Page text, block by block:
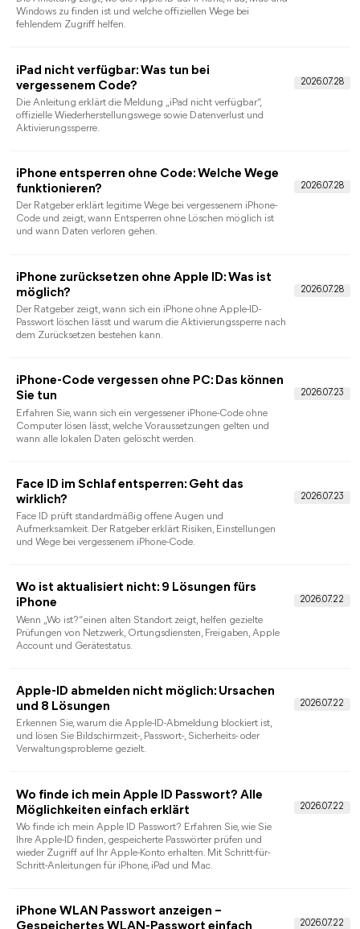
Gmail Passwort anzeigen: Gespeichertes
Das Gmail-Passwort ist nur sichtbar, wenn es gespeichert
wurde. Diese Anleitung zeigt alle offiziellen Wege für PC,
Android und iPhone sowie sichere Alternativen.
richtig lösen
So lösen Sie die iPhone-Aktivierungssperre offiziell, prüfen
Eigentum und Datenverlust und erkennen, wann ein
Drittanbieter-Tool nicht geeignet ist.
iCloud Passwort anzeigen: Gespeicherte
Passwörter finden
Erfahren Sie, welche iCloud-Passwörter sichtbar sind, wie der
Apple ID zurücksetzen: Passwort, Account
oder Gerät richtig behandeln
offiziellen Weg und erkennen, wann eine
Kontowiederherstellung oder Entfernung nötig ist.
Apple ID Passwort ändern: sichere Wege auf
Ändern oder setzen Sie Ihr Apple-ID-Passwort auf iPhone, iPad,
Mac oder im Web zurück und erfahren Sie, was bei fehlendem
Zugriff hilft.
Ihren Apple Account
Die Anleitung zeigt, wo die Apple-ID auf iPhone, iPad, Mac und
Windows zu finden ist und welche offiziellen Wege bei
fehlendem Zugriff helfen.
iPad nicht verfügbar: Was tun bei
vergessenem Code?
Die Anleitung erklärt die Meldung „iPad nicht verfügbar“,
offizielle Wiederherstellungswege sowie Datenverlust und